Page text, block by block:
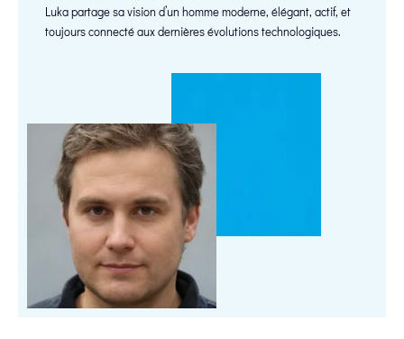
Luka partage sa vision d’un homme moderne, élégant, actif, et
toujours connecté aux dernières évolutions technologiques.